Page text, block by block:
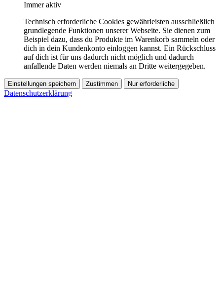
Immer aktiv
Technisch erforderliche Cookies gewährleisten ausschließlich
grundlegende Funktionen unserer Webseite. Sie dienen zum
Beispiel dazu, dass du Produkte im Warenkorb sammeln oder
dich in dein Kundenkonto einloggen kannst. Ein Rückschluss
auf dich ist für uns dadurch nicht möglich und dadurch
anfallende Daten werden niemals an Dritte weitergegeben.
Einstellungen speichern Zustimmen Nur erforderliche
Datenschutzerklärung